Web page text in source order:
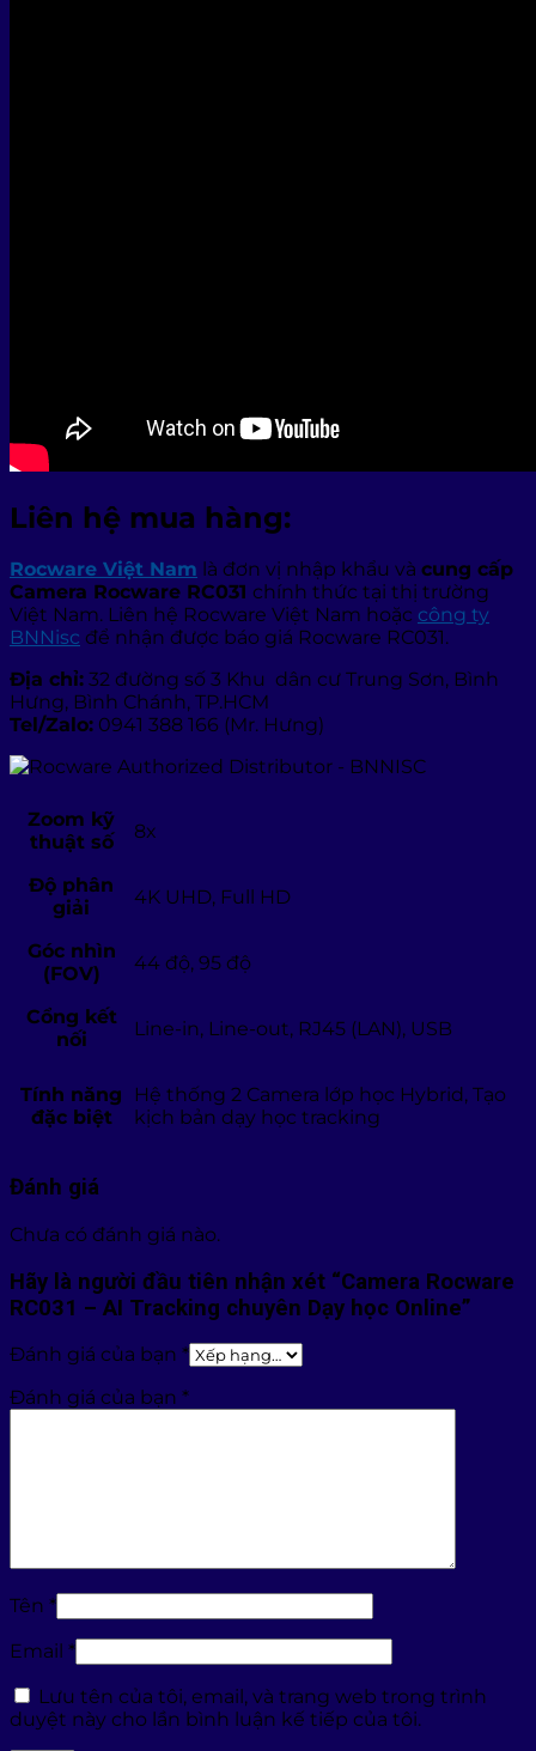
Liên hệ mua hàng:
Rocware Việt Nam là đơn vị nhập khẩu và cung cấp
Camera Rocware RC031 chính thức tại thị trường
Việt Nam. Liên hệ Rocware Việt Nam hoặc công ty
BNNisc để nhận được báo giá Rocware RC031.
Địa chỉ: 32 đường số 3 Khu dân cư Trung Sơn, Bình
Hưng, Bình Chánh, TP.HCM
Tel/Zalo: 0941 388 166 (Mr. Hưng)
Zoom kỹ
thuật số
8x
Độ phân
giải
4K UHD, Full HD
Góc nhìn
(FOV)
44 độ, 95 độ
Cổng kết
nối
Line-in, Line-out, RJ45 (LAN), USB
Tính năng
đặc biệt
Hệ thống 2 Camera lớp học Hybrid, Tạo
kịch bản dạy học tracking
Đánh giá
Chưa có đánh giá nào.
Hãy là người đầu tiên nhận xét “Camera Rocware
RC031 – AI Tracking chuyên Dạy học Online”
Đánh giá của bạn *
Đánh giá của bạn *
Tên *
Email *
Lưu tên của tôi, email, và trang web trong trình
duyệt này cho lần bình luận kế tiếp của tôi.